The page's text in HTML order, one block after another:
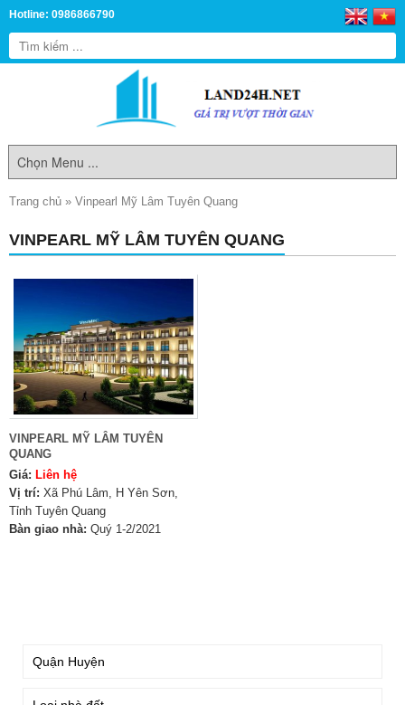
Hotline: 0986866790
Trang chủ » Vinpearl Mỹ Lâm Tuyên Quang
VINPEARL MỸ LÂM TUYÊN QUANG
VINPEARL MỸ LÂM TUYÊN
QUANG
Giá: Liên hệ
Vị trí: Xã Phú Lâm, H Yên Sơn,
Tỉnh Tuyên Quang
Bàn giao nhà: Quý 1-2/2021